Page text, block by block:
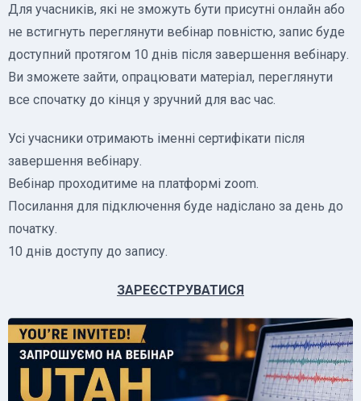
Для учасників, які не зможуть бути присутні онлайн або
не встигнуть переглянути вебінар повністю, запис буде
доступний протягом 10 днів після завершення вебінару.
Ви зможете зайти, опрацювати матеріал, переглянути
все спочатку до кінця у зручний для вас час.
Усі учасники отримають іменні сертифікати після
завершення вебінару.
Вебінар проходитиме на платформі zoom.
Посилання для підключення буде надіслано за день до
початку.
10 днів доступу до запису.
ЗАРЕЄСТРУВАТИСЯ